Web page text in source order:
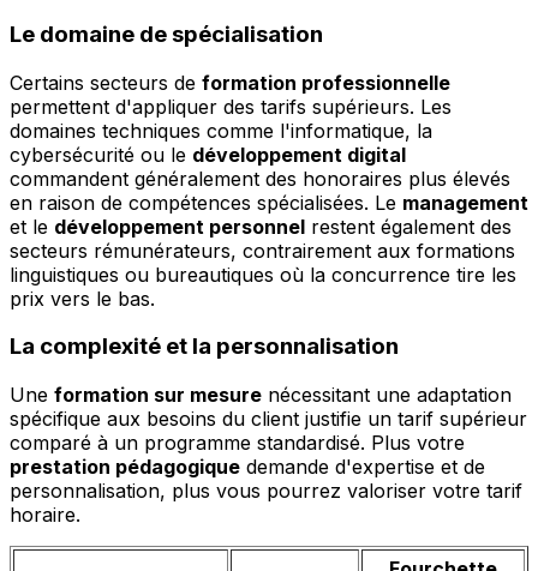
Le domaine de spécialisation
Certains secteurs de formation professionnelle
permettent d'appliquer des tarifs supérieurs. Les
domaines techniques comme l'informatique, la
cybersécurité ou le développement digital
commandent généralement des honoraires plus élevés
en raison de compétences spécialisées. Le management
et le développement personnel restent également des
secteurs rémunérateurs, contrairement aux formations
linguistiques ou bureautiques où la concurrence tire les
prix vers le bas.
La complexité et la personnalisation
Une formation sur mesure nécessitant une adaptation
spécifique aux besoins du client justifie un tarif supérieur
comparé à un programme standardisé. Plus votre
prestation pédagogique demande d'expertise et de
personnalisation, plus vous pourrez valoriser votre tarif
horaire.